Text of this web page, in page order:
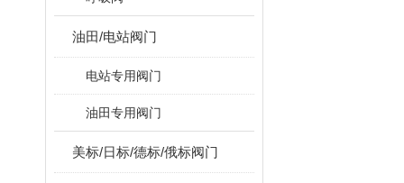
油田/电站阀门
电站专用阀门
油田专用阀门
美标/日标/德标/俄标阀门